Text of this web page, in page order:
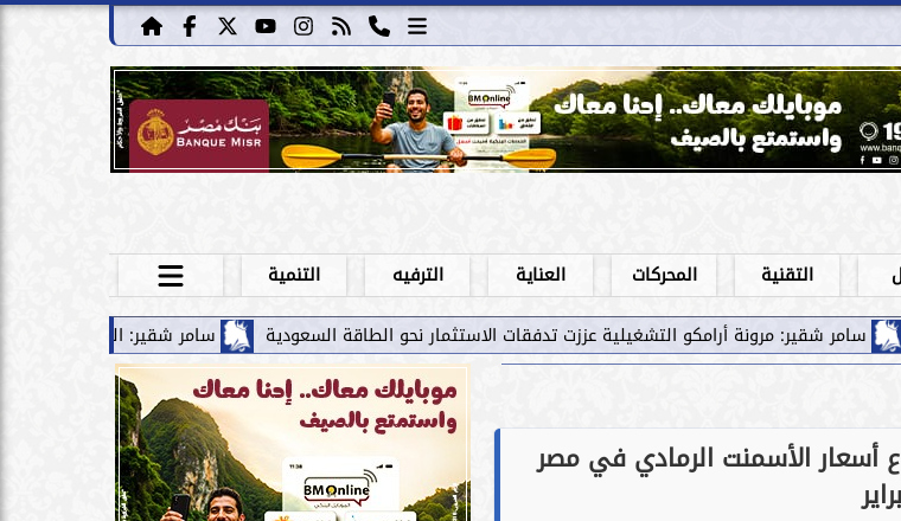
التقنية المحركات العناية الترفيه
التنمية
سامر شقير: الممرات المالية بين الخليج ومصر
أرامكو التشغيلية عززت تدفقات الاستثمار نحو الطاقة السعودية
أسعار الأسمنت الرمادي في مصر